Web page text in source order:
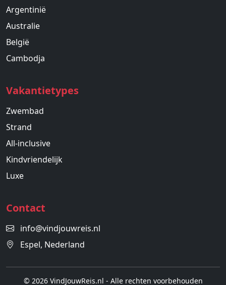
Argentinië
Australie
België
Cambodja
Vakantietypes
Zwembad
Strand
All-inclusive
Kindvriendelijk
Luxe
Contact
info@vindjouwreis.nl
Espel, Nederland
© 2026 VindJouwReis.nl - Alle rechten voorbehouden